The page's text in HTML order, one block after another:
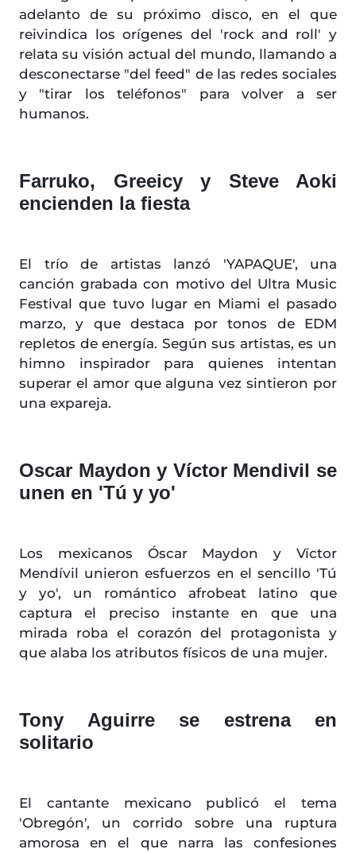
adelanto de su próximo disco, en el que
reivindica los orígenes del 'rock and roll' y
relata su visión actual del mundo, llamando a
desconectarse "del feed" de las redes sociales
y "tirar los teléfonos" para volver a ser
humanos.
Farruko, Greeicy y Steve Aoki
encienden la fiesta
El trío de artistas lanzó 'YAPAQUE', una
canción grabada con motivo del Ultra Music
Festival que tuvo lugar en Miami el pasado
marzo, y que destaca por tonos de EDM
repletos de energía. Según sus artistas, es un
himno inspirador para quienes intentan
superar el amor que alguna vez sintieron por
una expareja.
Oscar Maydon y Víctor Mendivil se
unen en 'Tú y yo'
Los mexicanos Óscar Maydon y Víctor
Mendívil unieron esfuerzos en el sencillo 'Tú
y yo', un romántico afrobeat latino que
captura el preciso instante en que una
mirada roba el corazón del protagonista y
que alaba los atributos físicos de una mujer.
Tony Aguirre se estrena en
solitario
El cantante mexicano publicó el tema
'Obregón', un corrido sobre una ruptura
amorosa en el que narra las confesiones